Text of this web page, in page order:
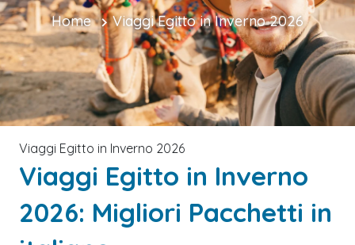
Home Viaggi Egitto in Inverno 2026
Viaggi Egitto in Inverno 2026
Viaggi Egitto in Inverno
2026: Migliori Pacchetti in